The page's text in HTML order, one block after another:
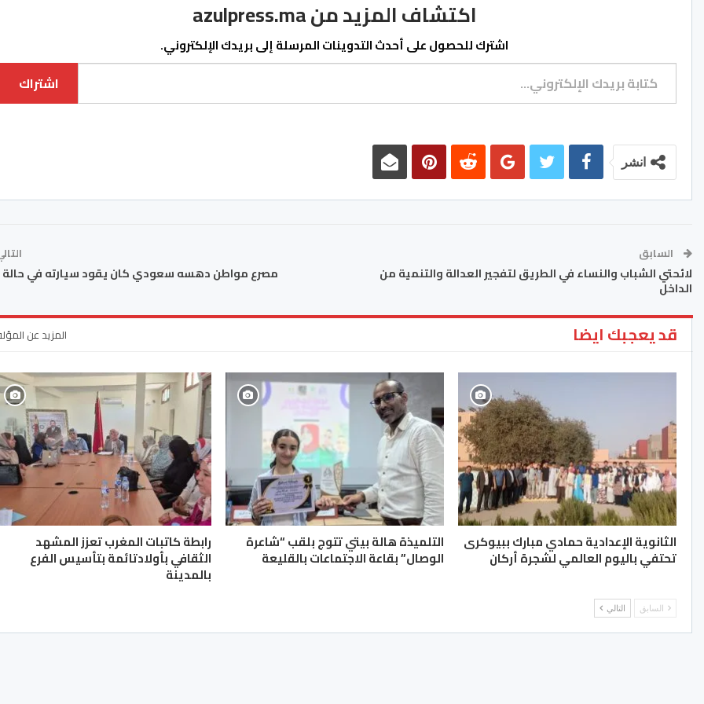
اكتشاف المزيد من azulpress.ma
اشترك للحصول على أحدث التدوينات المرسلة إلى بريدك الإلكتروني.
كتابة بريدك الإلكتروني...
اشتراك
انشر
السابق
لائحتي الشباب والنساء في الطريق لتفجير العدالة والتنمية من
الداخل
مصرع مواطن دهسه سعودي كان يقود سيارته في
قد يعجبك ايضا المزيد عن
الثانوية الإعدادية حمادي مبارك ببيوكرى
تحتفي باليوم العالمي لشجرة أركان
التلميذة هالة بيتي تتوج بلقب “شاعرة
الوصال” بقاعة الاجتماعات بالقليعة
رابطة كاتبات المغرب تعزز المشهد
الثقافي بأولادتائمة بتأسيس الفرع
بالمدينة
السابق التالي